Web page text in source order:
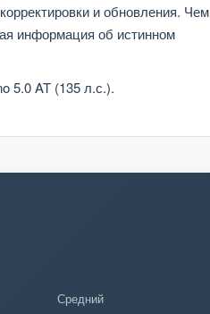
и обновления. Чем
информация об истинном
5.0 AT (135 л.с.).
Средний